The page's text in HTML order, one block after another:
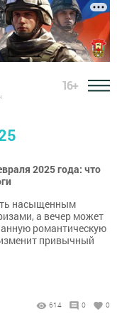
16+
2025 года: что
насыщенным
а вечер может
романтическую
привычный
614 0 0